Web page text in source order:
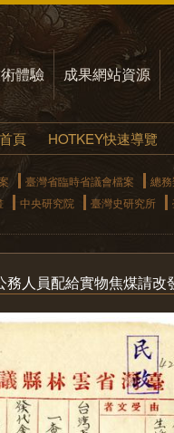
體驗 成果網站資源
頁 HOTKEY快速導覽
臺灣省臨時省議會檔案
總
中央研究院 臺灣史研究所
務人員配給實物焦煤請改